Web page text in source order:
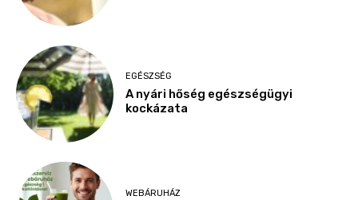
EGÉSZSÉG
A nyári hőség egészségügyi
kockázata
WEBÁRUHÁZ